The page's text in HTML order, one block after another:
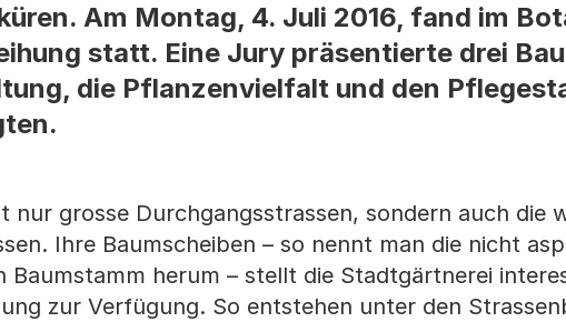
Am Montag, 4. Juli 2016, fand im
statt. Eine Jury präsentierte drei
die Pflanzenvielfalt und den
nur grosse Durchgangsstrassen, sondern auch die
Ihre Baumscheiben – so nennt man die nicht
Baumstamm herum – stellt die Stadtgärtnerei
zur Verfügung. So entstehen unter den